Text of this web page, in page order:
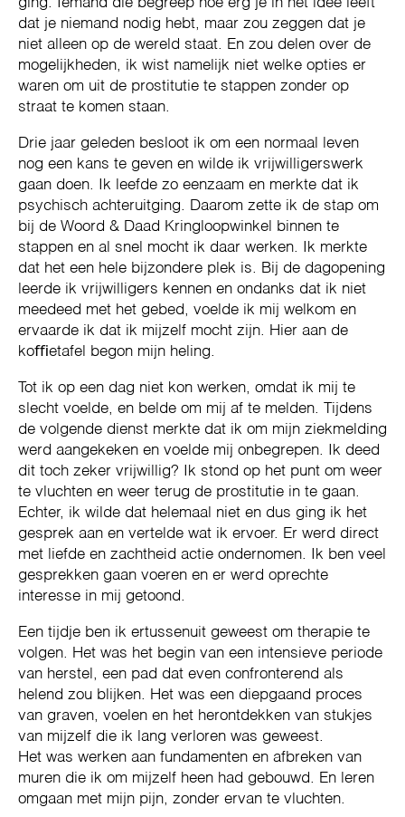
ging. Iemand die begreep hoe erg je in het idee leeft
dat je niemand nodig hebt, maar zou zeggen dat je
niet alleen op de wereld staat. En zou delen over de
mogelijkheden, ik wist namelijk niet welke opties er
waren om uit de prostitutie te stappen zonder op
straat te komen staan.
Drie jaar geleden besloot ik om een normaal leven
nog een kans te geven en wilde ik vrijwilligerswerk
gaan doen. Ik leefde zo eenzaam en merkte dat ik
psychisch achteruitging. Daarom zette ik de stap om
bij de Woord & Daad Kringloopwinkel binnen te
stappen en al snel mocht ik daar werken. Ik merkte
dat het een hele bijzondere plek is. Bij de dagopening
leerde ik vrijwilligers kennen en ondanks dat ik niet
meedeed met het gebed, voelde ik mij welkom en
ervaarde ik dat ik mijzelf mocht zijn. Hier aan de
koﬃetafel begon mijn heling.
Tot ik op een dag niet kon werken, omdat ik mij te
slecht voelde, en belde om mij af te melden. Tijdens
de volgende dienst merkte dat ik om mijn ziekmelding
werd aangekeken en voelde mij onbegrepen. Ik deed
dit toch zeker vrijwillig? Ik stond op het punt om weer
te vluchten en weer terug de prostitutie in te gaan.
Echter, ik wilde dat helemaal niet en dus ging ik het
gesprek aan en vertelde wat ik ervoer. Er werd direct
met liefde en zachtheid actie ondernomen. Ik ben veel
gesprekken gaan voeren en er werd oprechte
interesse in mij getoond.
Een tijdje ben ik ertussenuit geweest om therapie te
volgen. Het was het begin van een intensieve periode
van herstel, een pad dat even confronterend als
helend zou blijken. Het was een diepgaand proces
van graven, voelen en het herontdekken van stukjes
van mijzelf die ik lang verloren was geweest.
Het was werken aan fundamenten en afbreken van
muren die ik om mijzelf heen had gebouwd. En leren
omgaan met mijn pijn, zonder ervan te vluchten.